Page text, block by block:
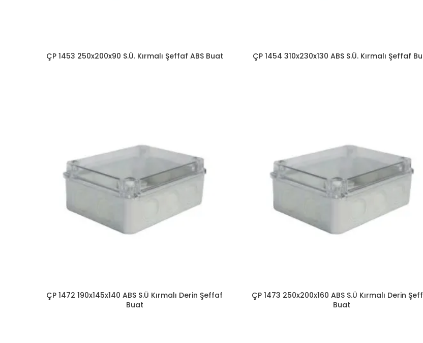
ÇP 1453 250x200x90 S.Ü. Kırmalı Şeffaf ABS Buat ÇP 1454 310x230x130 ABS S.Ü. Kırmalı Şeffaf
ÇP 1472 190x145x140 ABS S.Ü Kırmalı Derin Şeffaf
Buat
ÇP 1473 250x200x160 ABS S.Ü Kırmalı Derin
Buat